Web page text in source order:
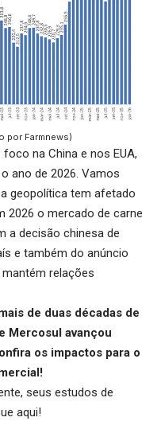
por Farmnews)
na China e nos EUA,
ano de 2026. Vamos
geopolítica tem afetado
2026 o mercado de carne
a decisão chinesa de
e também do anúncio
relações
de duas décadas de
Mercosul avançou
os impactos para o
seus estudos de
aqui!